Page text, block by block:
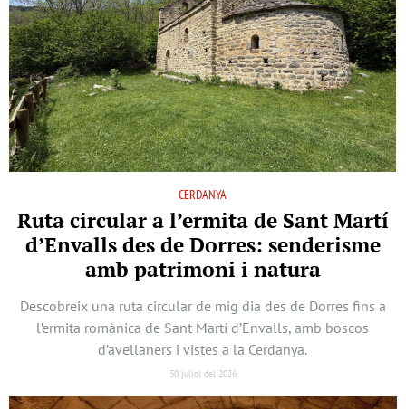
CERDANYA
Ruta circular a l’ermita de Sant Martí
d’Envalls des de Dorres: senderisme
amb patrimoni i natura
Descobreix una ruta circular de mig dia des de Dorres fins a
l’ermita romànica de Sant Martí d’Envalls, amb boscos
d’avellaners i vistes a la Cerdanya.
30 juliol del 2026